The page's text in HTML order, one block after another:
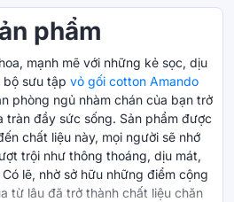
phẩm
mạnh mẽ với những kẻ sọc, dịu
bộ sưu tập vỏ gối cotton Amando
phòng ngủ nhàm chán của bạn trở
tràn đầy sức sống. Sản phẩm được
chất liệu này, mọi người sẽ nhớ
trội như thông thoáng, dịu mát,
lẽ, nhờ sở hữu những điểm cộng
từ lâu đã trở thành chất liệu chăn